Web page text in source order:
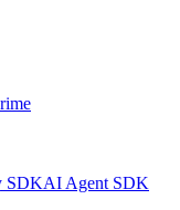
SDKAI Agent SDK